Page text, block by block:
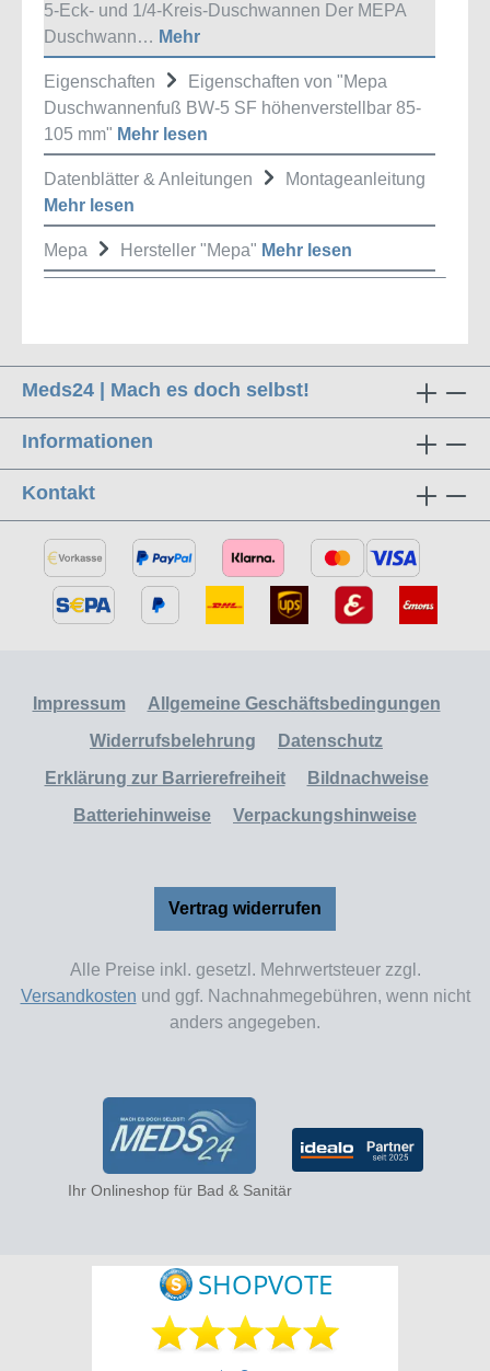
5-Eck- und 1/4-Kreis-Duschwannen Der MEPA
Duschwann… Mehr
Eigenschaften
Eigenschaften von "Mepa
Duschwannenfuß BW-5 SF höhenverstellbar 85-
105 mm" Mehr lesen
Datenblätter & Anleitungen
Montageanleitung
Mehr lesen
Mepa Hersteller "Mepa" Mehr lesen
Meds24 | Mach es doch selbst!
Informationen
Kontakt
Impressum
Allgemeine Geschäftsbedingungen
Widerrufsbelehrung
Datenschutz
Erklärung zur Barrierefreiheit
Bildnachweise
Batteriehinweise
Verpackungshinweise
Vertrag widerrufen
Alle Preise inkl. gesetzl. Mehrwertsteuer zzgl.
Versandkosten und ggf. Nachnahmegebühren, wenn nicht
anders angegeben.
Ihr Onlineshop für Bad & Sanitär